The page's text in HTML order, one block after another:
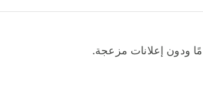
ودون إعلانات مزعجة.